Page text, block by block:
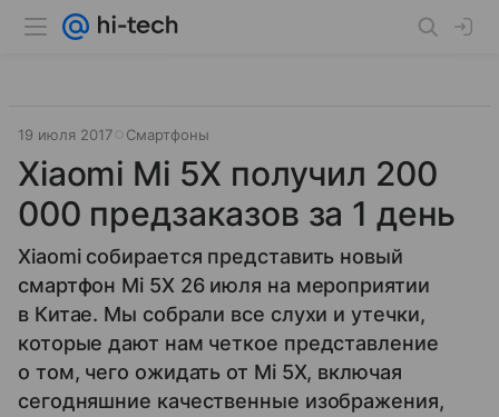
19 июля 2017 Смартфоны
Xiaomi Mi 5X получил 200
000 предзаказов за 1 день
Xiaomi собирается представить новый
смартфон Mi 5X 26 июля на мероприятии
в Китае. Мы собрали все слухи и утечки,
которые дают нам четкое представление
о том, чего ожидать от Mi 5X, включая
сегодняшние качественные изображения,